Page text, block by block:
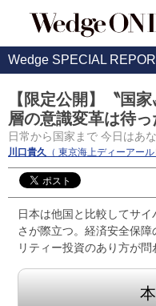
Wedge SPECIAL
【限定公開】〝国
層の意識変革は待っ
日常から国家まで 今日はあ
川口貴久 （ 東京海上ディーアー
日本は他国と比較してサ
さが際立つ。経済安全保
リティー投資のあり方が問